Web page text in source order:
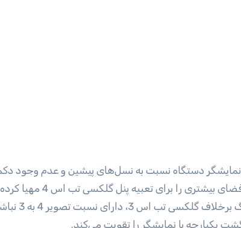
نمایشگر دستگاه نسبت به نسل‌های پیشین و عدم وجود
در پنل جلویی آن است. کاهش حاشیه اطراف صفحه نمایش، فضای
احتمالا همین امر موجب خواهد شد که تبلت بعدی سامسونگ
یکپارچه با نمایشگر را تقویت می‌کند.